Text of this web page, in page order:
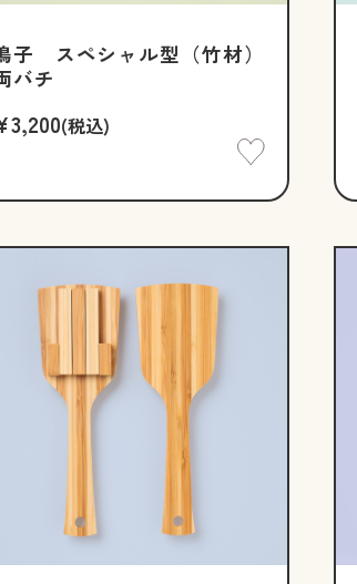
子 スペシャル型（竹材）
バチ
(税込)